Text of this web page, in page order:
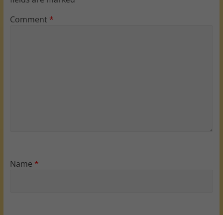
Comment *
Name *